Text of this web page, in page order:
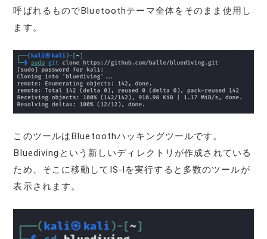
呼ばれるものでBluetoothテーマ全体をそのまま使用し
ます。
このツールはBluetoothハッキングツールです。
Bluedivingという新しいディレクトリが作成されている
ため、そこに移動してIS-lを実行すると多数のツールが
表示されます。